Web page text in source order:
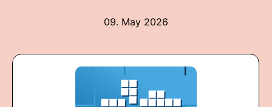
09. May 2026